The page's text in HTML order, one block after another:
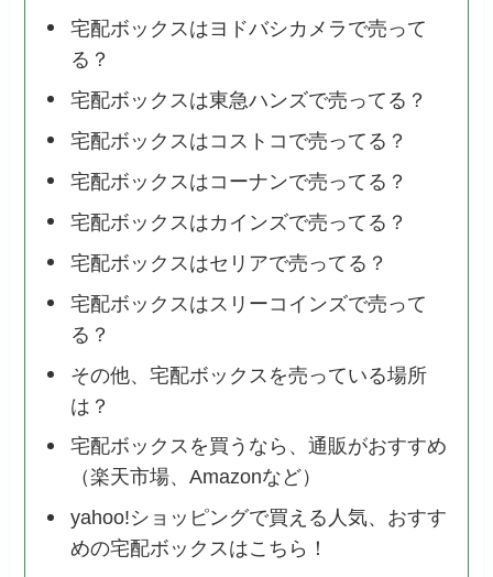
宅配ボックスはヨドバシカメラで売って
る？
宅配ボックスは東急ハンズで売ってる？
宅配ボックスはコストコで売ってる？
宅配ボックスはコーナンで売ってる？
宅配ボックスはカインズで売ってる？
宅配ボックスはセリアで売ってる？
宅配ボックスはスリーコインズで売って
る？
その他、宅配ボックスを売っている場所
は？
宅配ボックスを買うなら、通販がおすすめ
（楽天市場、Amazonなど）
yahoo!ショッピングで買える人気、おすす
めの宅配ボックスはこちら！